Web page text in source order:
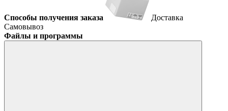
Способы получения заказа
Доставка
Самовывоз
Файлы и программы